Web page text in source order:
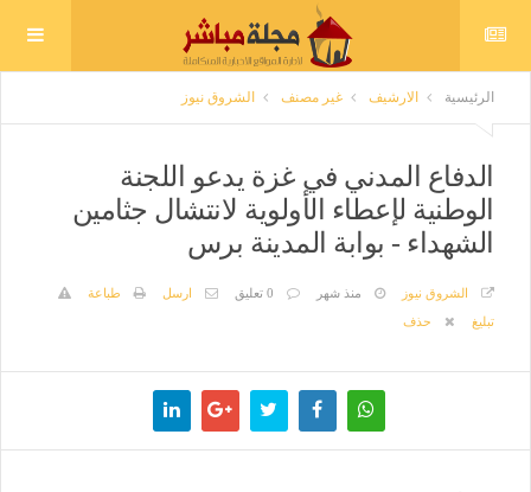
الرئيسية الارشيف غير مصنف الشروق نيوز
الدفاع المدني في غزة يدعو اللجنة
الوطنية لإعطاء الأولوية لانتشال جثامين
الشهداء - بوابة المدينة برس
الشروق نيوز منذ شهر 0 تعليق ارسل
طباعة
تبليغ
حذف